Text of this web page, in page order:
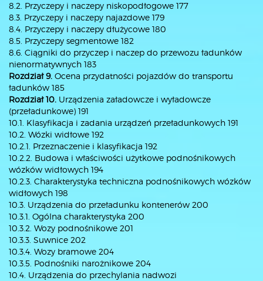
8.2. Przyczepy i naczepy niskopodłogowe 177
8.3. Przyczepy i naczepy najazdowe 179
8.4. Przyczepy i naczepy dłużycowe 180
8.5. Przyczepy segmentowe 182
8.6. Ciągniki do przyczep i naczep do przewozu ładunków
nienormatywnych 183
Rozdział 9. Ocena przydatności pojazdów do transportu
ładunków 185
Rozdział 10. Urządzenia załadowcze i wyładowcze
(przeładunkowe) 191
10.1. Klasyfikacja i zadania urządzeń przeładunkowych 191
10.2. Wózki widłowe 192
10.2.1. Przeznaczenie i klasyfikacja 192
10.2.2. Budowa i właściwości użytkowe podnośnikowych
wózków widłowych 194
10.2.3. Charakterystyka techniczna podnośnikowych wózków
widłowych 198
10.3. Urządzenia do przeładunku kontenerów 200
10.3.1. Ogólna charakterystyka 200
10.3.2. Wozy podnośnikowe 201
10.3.3. Suwnice 202
10.3.4. Wozy bramowe 204
10.3.5. Podnośniki narożnikowe 204
10.4. Urządzenia do przechylania nadwozi